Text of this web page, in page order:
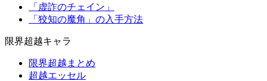
「虚詐のチェイン」
「狡知の魔角」の入手方法
限界超越キャラ
限界超越まとめ
超越エッセル